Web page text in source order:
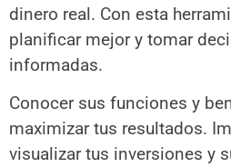
dinero real. Con esta
planificar mejor y tomar
informadas.
Conocer sus funciones y
maximizar tus resultados.
visualizar tus inversiones y